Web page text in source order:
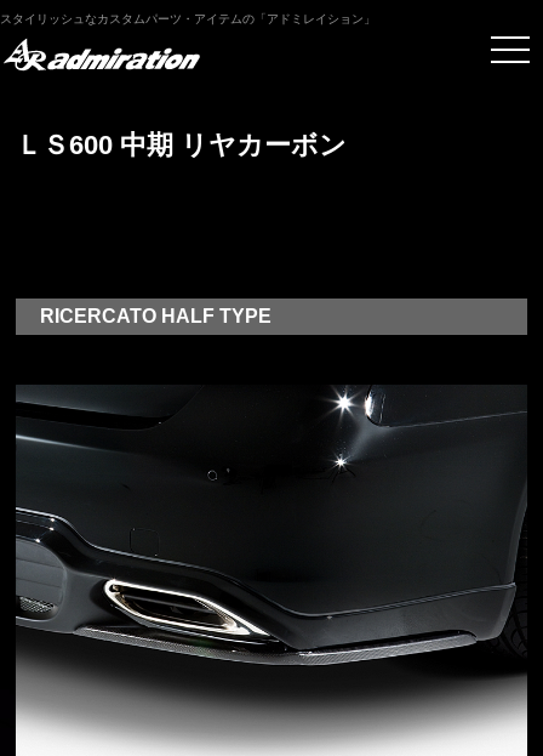
スタイリッシュなカスタムパーツ・アイテムの「アドミレイション」
ＬＳ600 中期 リヤカーボン
RICERCATO HALF TYPE